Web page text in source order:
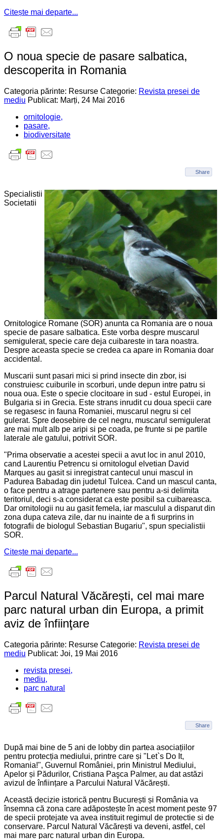
Citește mai departe...
O noua specie de pasare salbatica,
descoperita in Romania
Categoria părinte: Resurse Categorie: Revista presei de
mediu Publicat: Marți, 24 Mai 2016
ornitologie,
pasare,
biodiversitate
Share
Specialistii
Societatii
Ornitologice Romane (SOR) anunta ca Romania are o noua
specie de pasare salbatica. Este vorba despre muscarul
semigulerat, specie care deja cuibareste in tara noastra.
Despre aceasta specie se credea ca apare in Romania doar
accidental.
Muscarii sunt pasari mici si prind insecte din zbor, isi
construiesc cuiburile in scorburi, unde depun intre patru si
noua oua. Este o specie clocitoare in sud - estul Europei, in
Bulgaria si in Grecia. Este strans inrudit cu doua specii care
se regasesc in fauna Romaniei, muscarul negru si cel
gulerat. Spre deosebire de cel negru, muscarul semigulerat
are mai mult alb pe aripi si pe coada, pe frunte si pe partile
laterale ale gatului, potrivit SOR.
"Prima observatie a acestei specii a avut loc in anul 2010,
cand Laurentiu Petrencu si ornitologul elvetian David
Marques au gasit si inregistrat cantecul unui mascul in
Padurea Babadag din judetul Tulcea. Cand un mascul canta,
o face pentru a atrage partenere sau pentru a-si delimita
teritoriul, deci s-a considerat ca este posibil sa cuibareasca.
Dar ornitologii nu au gasit femela, iar masculul a disparut din
zona dupa cateva zile, dar nu inainte de a fi surprins in
fotografii de biologul Sebastian Bugariu", spun specialistii
SOR.
Citește mai departe...
Parcul Natural Văcărești, cel mai mare
parc natural urban din Europa, a primit
aviz de înfiinţare
Categoria părinte: Resurse Categorie: Revista presei de
mediu Publicat: Joi, 19 Mai 2016
revista presei,
mediu,
parc natural
Share
După mai bine de 5 ani de lobby din partea asociațiilor
pentru protecția mediului, printre care și "Let`s Do It,
Romania!", Guvernul României, prin Ministrul Mediului,
Apelor și Pădurilor, Cristiana Paşca Palmer, au dat astăzi
avizul de înființare a Parcului Natural Văcărești.
Această decizie istorică pentru București și România va
însemna că zona care adăpostește în acest moment peste 97
de specii protejate va avea instituit regimul de protectie si de
conservare. Parcul Natural Văcărești va deveni, astfel, cel
mai mare parc natural urban din Europa.